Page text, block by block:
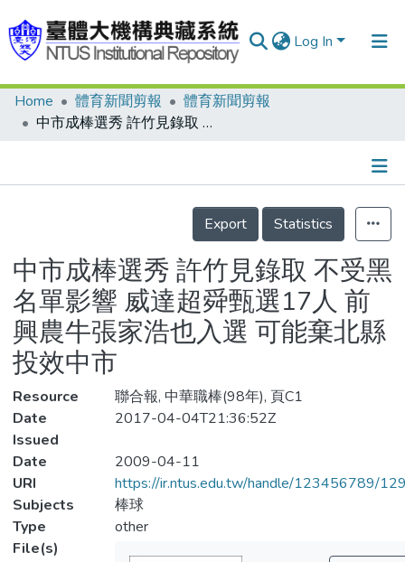
Log In
Communities & Collections
Statistics
Home 體育新聞剪報
體育新聞剪報
中市成棒選秀 許竹見錄取 不受黑名單影響 威達超舜甄選17人 前興農牛張家浩也入選 可能棄北縣投效中市
Details
Export
Statistics
中市成棒選秀 許竹見錄取 不受黑
名單影響 威達超舜甄選17人 前
興農牛張家浩也入選 可能棄北縣
投效中市
Resource
聯合報, 中華職棒(98年), 頁C1
Date
Issued
2017-04-04T21:36:52Z
Date
2009-04-11
URI
https://ir.ntus.edu.tw/handle/123456789/
Subjects
棒球
Type
other
File(s)